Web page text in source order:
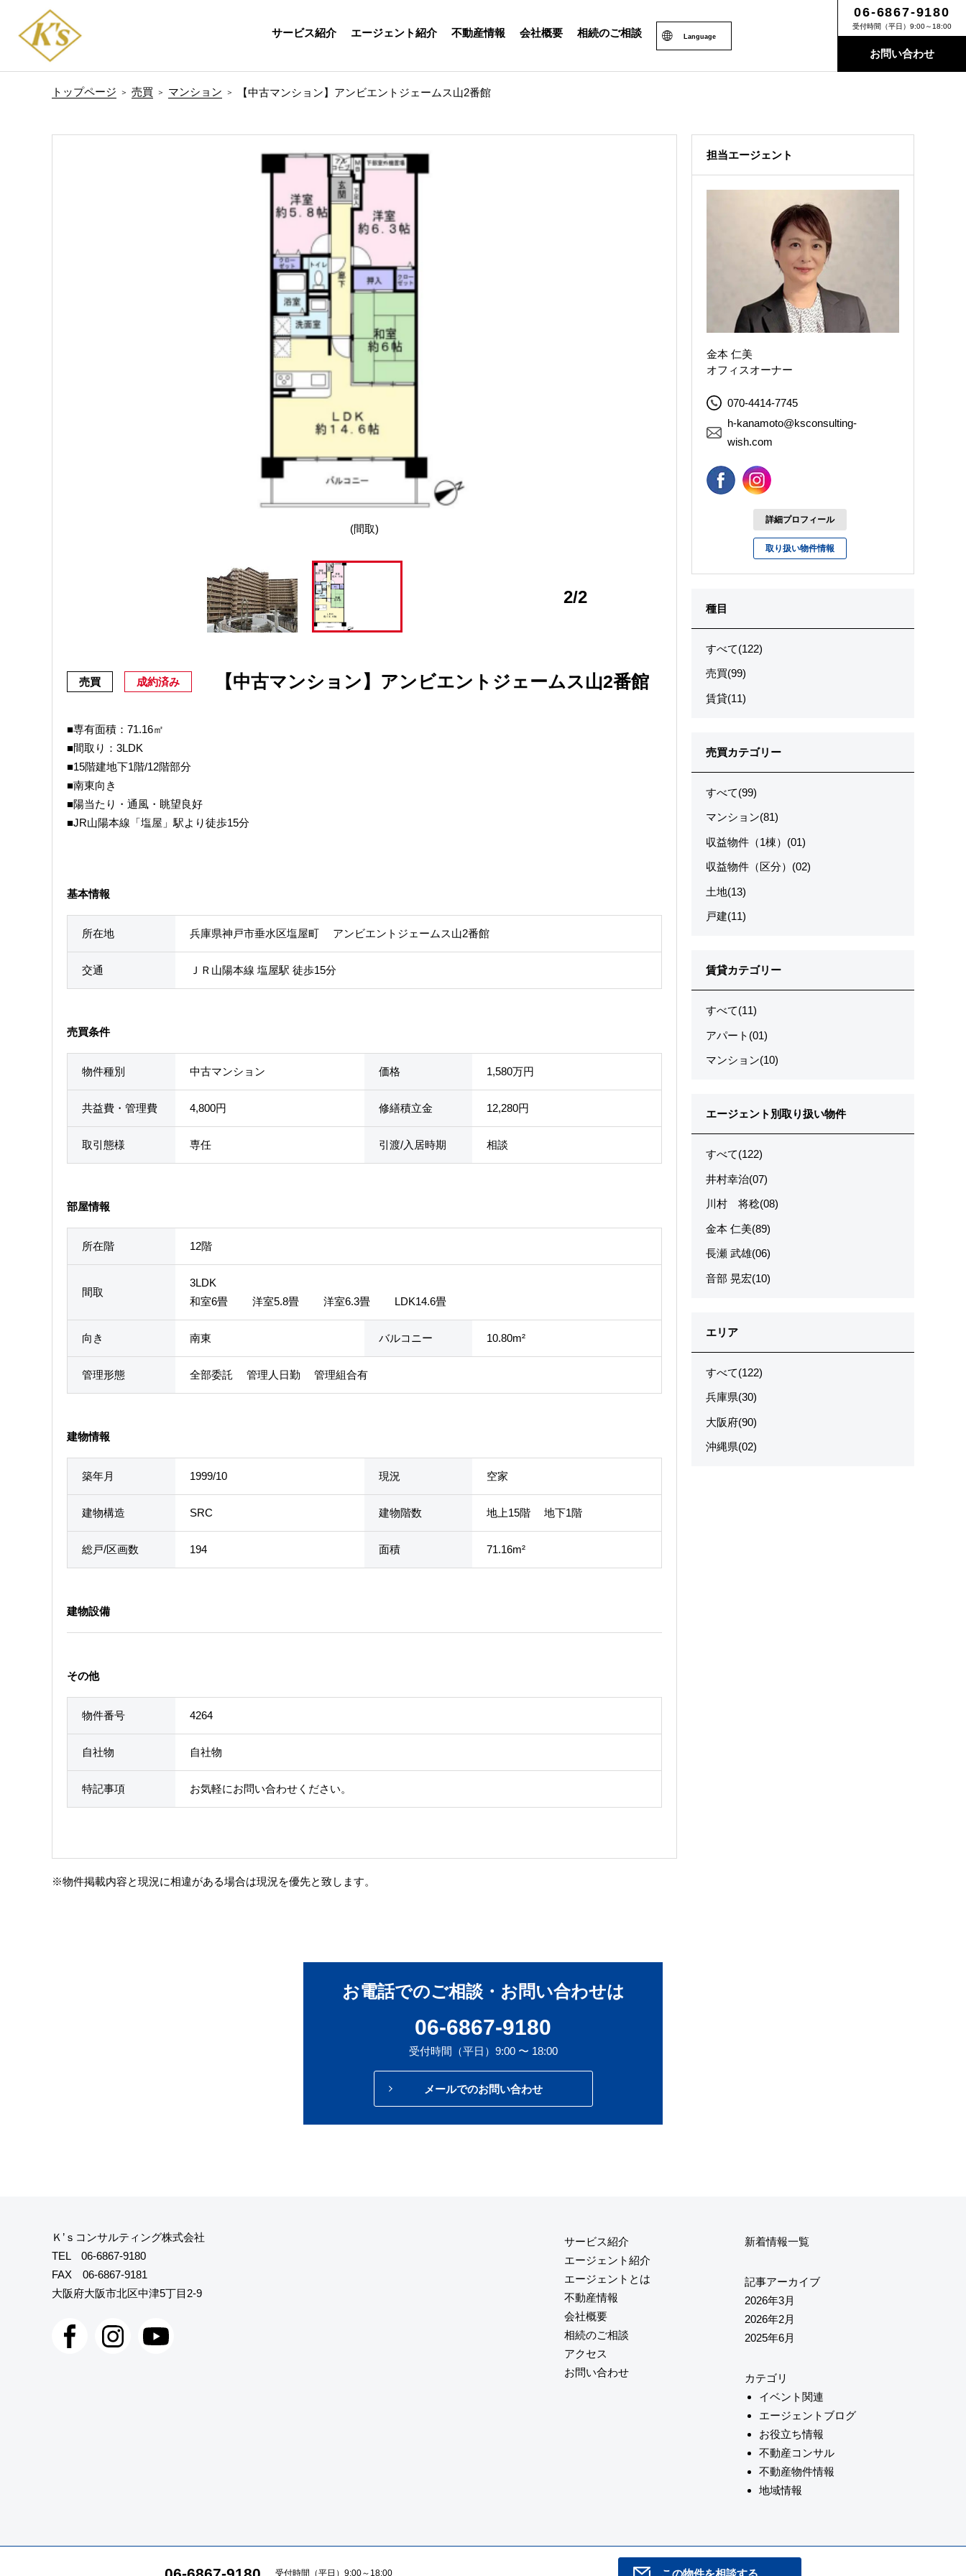
サービス紹介 エージェント紹介 不動産情報 会社概要 相続のご相談 Language
06-6867-9180
受付時間（平日）9:00～18:00
お問い合わせ
トップページ 売買 マンション 【中古マンション】アンビエントジェームス山2番館
(間取)
2/2
売買 成約済み 【中古マンション】アンビエントジェームス山2番館
■専有面積：71.16㎡
■間取り：3LDK
■15階建地下1階/12階部分
■南東向き
■陽当たり・通風・眺望良好
■JR山陽本線「塩屋」駅より徒歩15分
基本情報
所在地 兵庫県神戸市垂水区塩屋町 アンビエントジェームス山2番館
交通 ＪＲ山陽本線 塩屋駅 徒歩15分
売買条件
物件種別 中古マンション 価格 1,580万円
共益費・管理費 4,800円 修繕積立金 12,280円
取引態様 専任 引渡/入居時期 相談
部屋情報
所在階 12階
間取
3LDK
和室6畳 洋室5.8畳 洋室6.3畳 LDK14.6畳
向き 南東 バルコニー 10.80m²
管理形態 全部委託 管理人日勤 管理組合有
建物情報
築年月 1999/10 現況 空家
建物構造 SRC 建物階数 地上15階 地下1階
総戸/区画数 194 面積 71.16m²
建物設備
その他
物件番号 4264
自社物 自社物
特記事項 お気軽にお問い合わせください。
※物件掲載内容と現況に相違がある場合は現況を優先と致します。
担当エージェント
金本 仁美
オフィスオーナー
070-4414-7745
h-kanamoto@ksconsulting-
wish.com
詳細プロフィール
取り扱い物件情報
種目
すべて(122)
売買(99)
賃貸(11)
売買カテゴリー
すべて(99)
マンション(81)
収益物件（1棟）(01)
収益物件（区分）(02)
土地(13)
戸建(11)
賃貸カテゴリー
すべて(11)
アパート(01)
マンション(10)
エージェント別取り扱い物件
すべて(122)
井村幸治(07)
川村 将稔(08)
金本 仁美(89)
長瀬 武雄(06)
音部 晃宏(10)
エリア
すべて(122)
兵庫県(30)
大阪府(90)
沖縄県(02)
お電話でのご相談・お問い合わせは
06-6867-9180
受付時間（平日）9:00 〜 18:00
メールでのお問い合わせ
Ｋ’ｓコンサルティング株式会社
TEL 06-6867-9180
FAX 06-6867-9181
大阪府大阪市北区中津5丁目2-9
サービス紹介
エージェント紹介
エージェントとは
不動産情報
会社概要
相続のご相談
アクセス
お問い合わせ
新着情報一覧
記事アーカイブ
2026年3月
2026年2月
2025年6月
カテゴリ
イベント関連
エージェントブログ
お役立ち情報
不動産コンサル
不動産物件情報
地域情報
受付時間（平日）9:00～18:00 この物件を相談する